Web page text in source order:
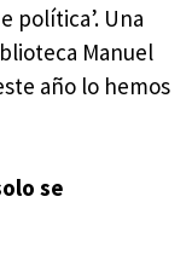
política’. Una
Manuel
año lo hemos
se